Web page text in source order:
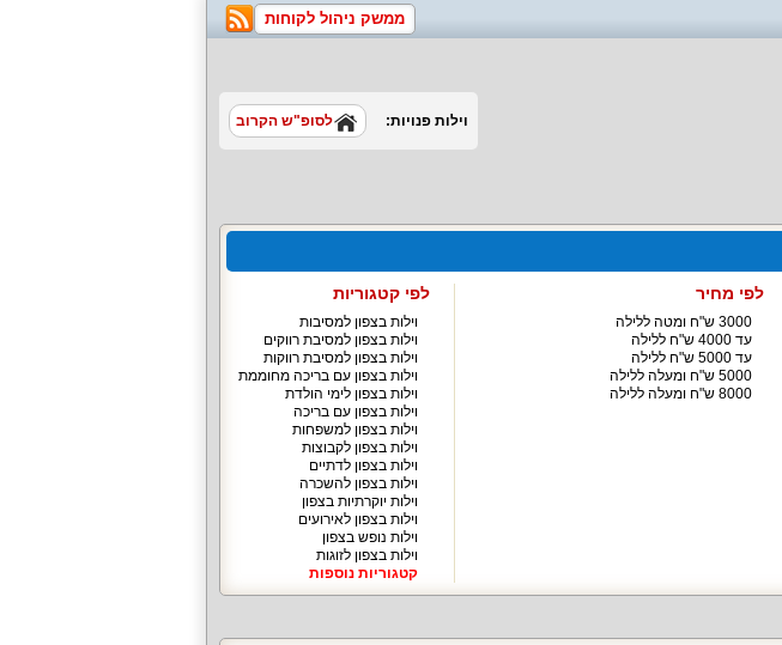
ממשק ניהול לקוחות
וילות פנויות: לסופ"ש הקרוב
לפי מחיר
3000 ש"ח ומטה ללילה
עד 4000 ש"ח ללילה
עד 5000 ש"ח ללילה
5000 ש"ח ומעלה ללילה
8000 ש"ח ומעלה ללילה
לפי קטגוריות
וילות בצפון למסיבות
וילות בצפון למסיבת רווקים
וילות בצפון למסיבת רווקות
וילות בצפון עם בריכה מחוממת
וילות בצפון לימי הולדת
וילות בצפון עם בריכה
וילות בצפון למשפחות
וילות בצפון לקבוצות
וילות בצפון לדתיים
וילות בצפון להשכרה
וילות יוקרתיות בצפון
וילות בצפון לאירועים
וילות נופש בצפון
וילות בצפון לזוגות
קטגוריות נוספות